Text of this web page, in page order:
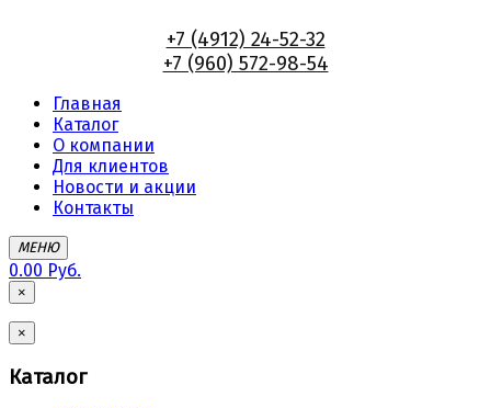
+7 (4912) 24-52-32
+7 (960) 572-98-54
Главная
Каталог
О компании
Для клиентов
Новости и акции
Контакты
МЕНЮ
0.00 Руб.
×
×
Каталог